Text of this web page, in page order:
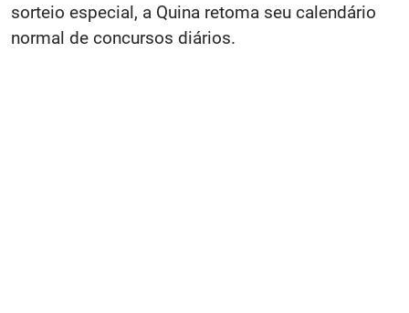
sorteio especial, a Quina retoma seu calendário
normal de concursos diários.